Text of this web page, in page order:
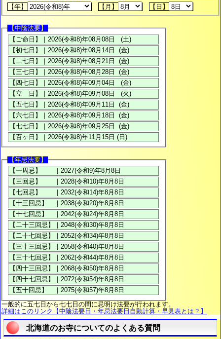
【年】
【月】 【日】
【中陰法要】
【年忌法要】
一般的に五七日から七七日の間に忌明け法要が行われます。
詳細はこのリンク【中陰法要日・年忌法要日自動計算・早見表とは？】
北海道のお寺についてのよくある質問